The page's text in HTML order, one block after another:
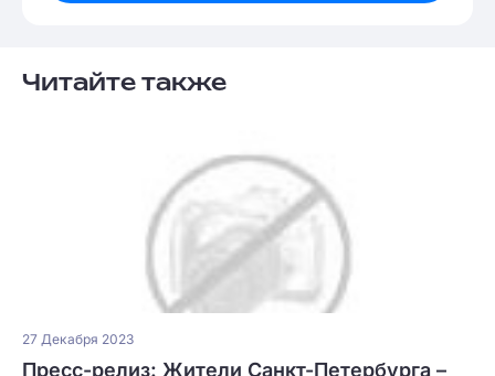
Читайте также
27 Декабря 2023
Пресс-релиз: Жители Санкт-Петербурга –